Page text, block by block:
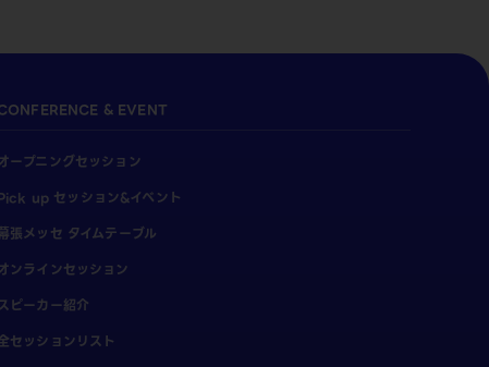
& EVENT
ープニングセッション
up セッション&イベント
張メッセ タイムテーブル
ンラインセッション
スピーカー紹介
セッションリスト